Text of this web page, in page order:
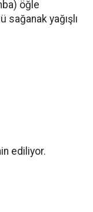
öğle
yağışlı
ediliyor.